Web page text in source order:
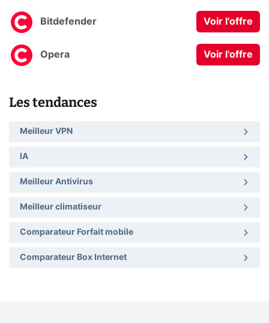
Bitdefender Voir l'offre
Opera Voir l'offre
Les tendances
Meilleur VPN
IA
Meilleur Antivirus
Meilleur climatiseur
Comparateur Forfait mobile
Comparateur Box Internet